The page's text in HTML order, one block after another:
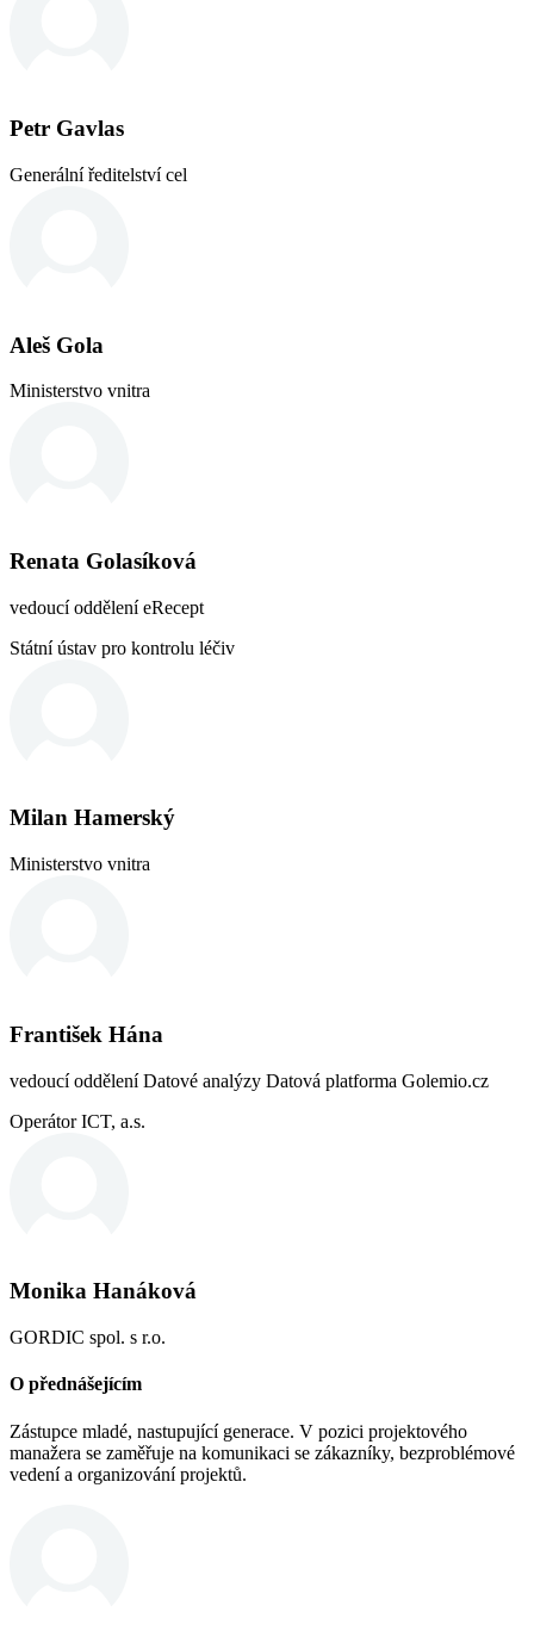
Petr Gavlas
Generální ředitelství cel
Aleš Gola
Ministerstvo vnitra
Renata Golasíková
vedoucí oddělení eRecept
Státní ústav pro kontrolu léčiv
Milan Hamerský
Ministerstvo vnitra
František Hána
vedoucí oddělení Datové analýzy Datová platforma Golemio.cz
Operátor ICT, a.s.
Monika Hanáková
GORDIC spol. s r.o.
O přednášejícím
Zástupce mladé, nastupující generace. V pozici projektového
manažera se zaměřuje na komunikaci se zákazníky, bezproblémové
vedení a organizování projektů.